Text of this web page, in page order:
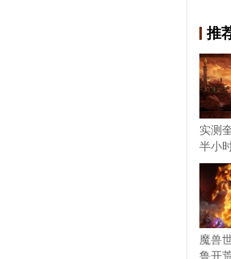
推
实测
半小
魔兽
鲁开